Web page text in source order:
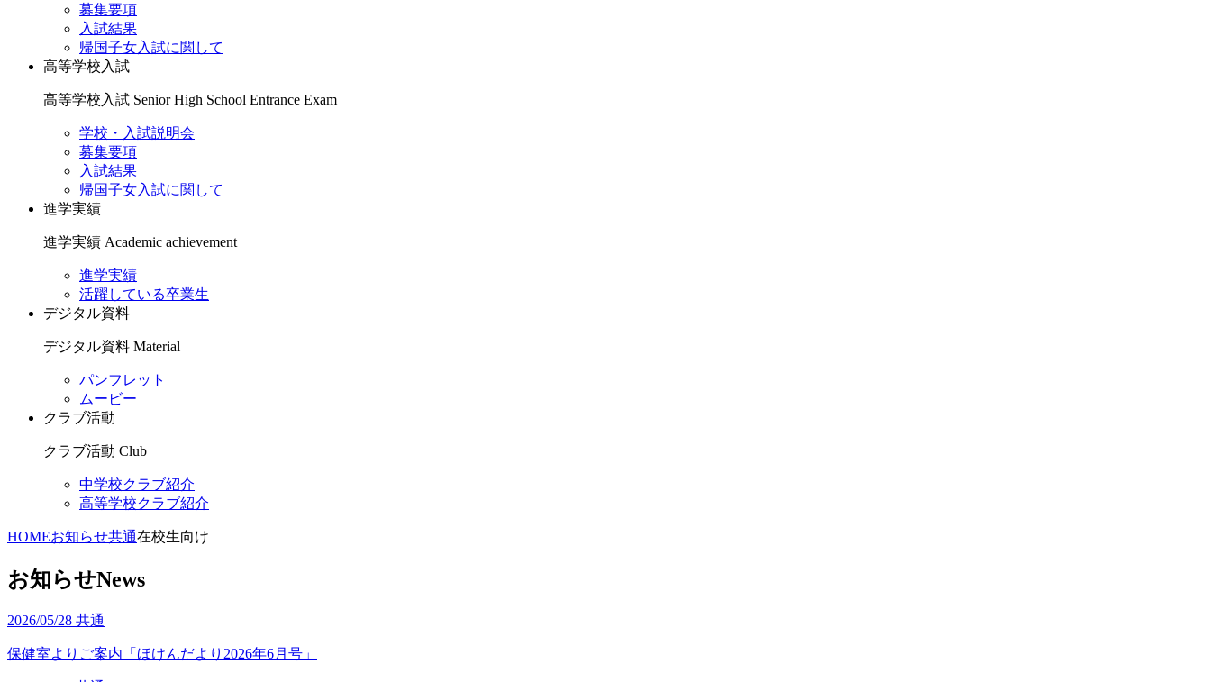
募集要項
入試結果
帰国子女入試に関して
高等学校入試
高等学校入試 Senior High School Entrance Exam
学校・入試説明会
募集要項
入試結果
帰国子女入試に関して
進学実績
進学実績 Academic achievement
進学実績
活躍している卒業生
デジタル資料
デジタル資料 Material
パンフレット
ムービー
クラブ活動
クラブ活動 Club
中学校クラブ紹介
高等学校クラブ紹介
HOMEお知らせ共通在校生向け
お知らせNews
2026/05/28 共通
保健室よりご案内「ほけんだより2026年6月号」